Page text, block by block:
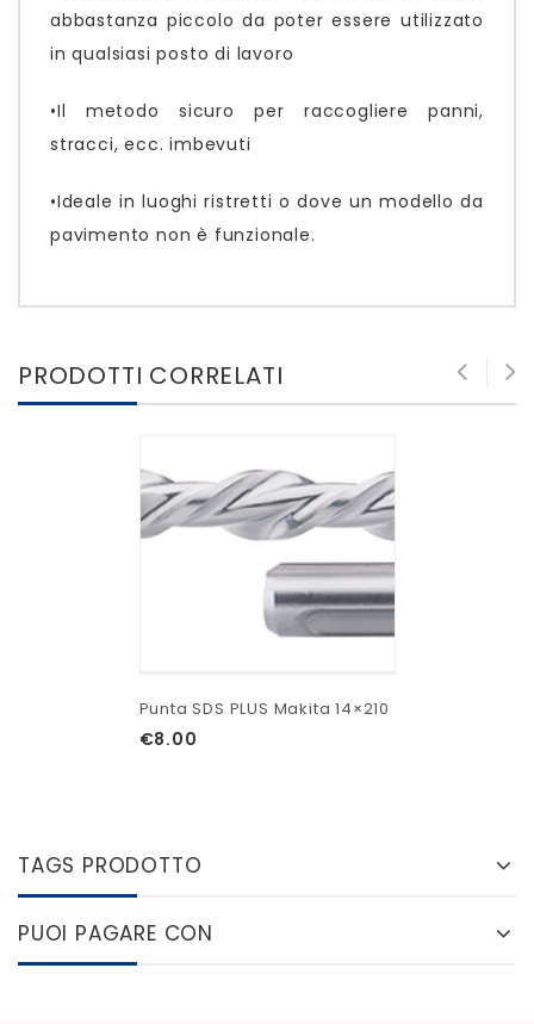
abbastanza piccolo da poter essere utilizzato
in qualsiasi posto di lavoro
•Il metodo sicuro per raccogliere panni,
stracci, ecc. imbevuti
•Ideale in luoghi ristretti o dove un modello da
pavimento non è funzionale.
PRODOTTI CORRELATI
Punta SDS PLUS Makita 14×210
€8.00
TAGS PRODOTTO
PUOI PAGARE CON